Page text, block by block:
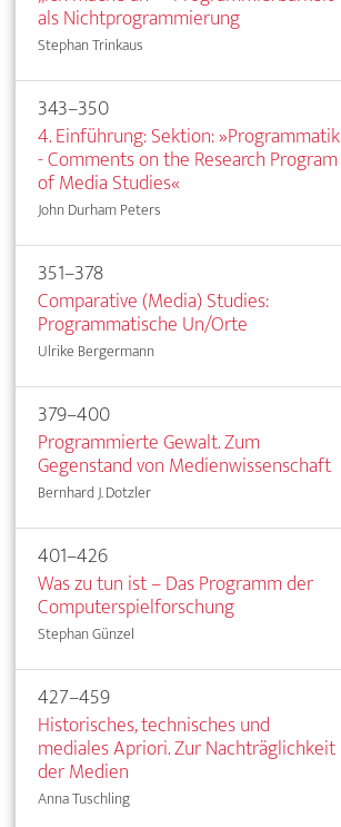
als Nichtprogrammierung
Stephan Trinkaus
343–350
4. Einführung: Sektion: »Programmatik
- Comments on the Research Program
of Media Studies«
John Durham Peters
351–378
Comparative (Media) Studies:
Programmatische Un/Orte
Ulrike Bergermann
379–400
Programmierte Gewalt. Zum
Gegenstand von Medienwissenschaft
Bernhard J. Dotzler
401–426
Was zu tun ist – Das Programm der
Computerspielforschung
Stephan Günzel
427–459
Historisches, technisches und
mediales Apriori. Zur Nachträglichkeit
der Medien
Anna Tuschling